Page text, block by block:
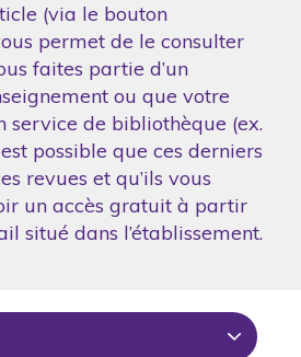
(via le bouton
permet de le consulter
faites partie d’un
ou que votre
service de bibliothèque (ex.
possible que ces derniers
revues et qu’ils vous
un accès gratuit à partir
situé dans l’établissement.